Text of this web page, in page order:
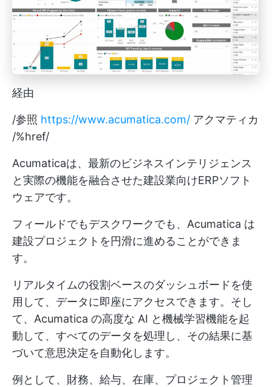
経由
/参照 https://www.acumatica.com/ アクマティカ
/%href/
Acumaticaは、最新のビジネスインテリジェンス
と実際の機能を融合させた建設業向けERPソフト
ウェアです。
フィールドでもデスクワークでも、Acumatica は
建設プロジェクトを円滑に進めることができま
す。
リアルタイムの役割ベースのダッシュボードを使
用して、データに即座にアクセスできます。そし
て、Acumatica の高度な AI と機械学習機能を起
動して、すべてのデータを処理し、その結果に基
づいて意思決定を自動化します。
例として、財務、給与、在庫、プロジェクト管理